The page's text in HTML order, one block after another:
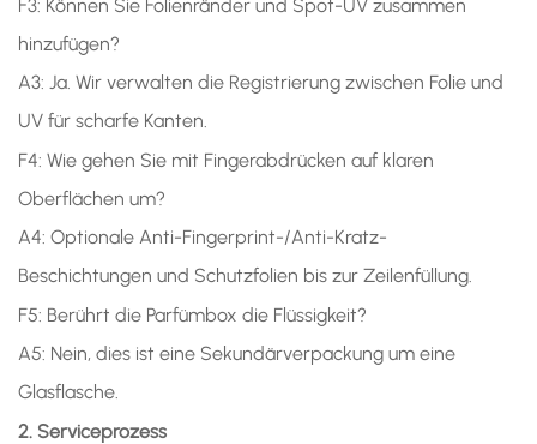
F3: Können Sie Folienränder und Spot-UV zusammen
hinzufügen?
A3: Ja. Wir verwalten die Registrierung zwischen Folie und
UV für scharfe Kanten.
F4: Wie gehen Sie mit Fingerabdrücken auf klaren
Oberflächen um?
A4: Optionale Anti-Fingerprint-/Anti-Kratz-
Beschichtungen und Schutzfolien bis zur Zeilenfüllung.
F5: Berührt die Parfümbox die Flüssigkeit?
A5: Nein, dies ist eine Sekundärverpackung um eine
Glasflasche.
2. Serviceprozess